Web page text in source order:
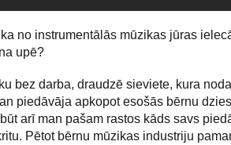
no instrumentālās mūzikas jūras
upē?
bez darba, draudzē sieviete, kura
piedāvāja apkopot esošās bērnu
arī man pašam rastos kāds savs
Pētot bērnu mūzikas industriju